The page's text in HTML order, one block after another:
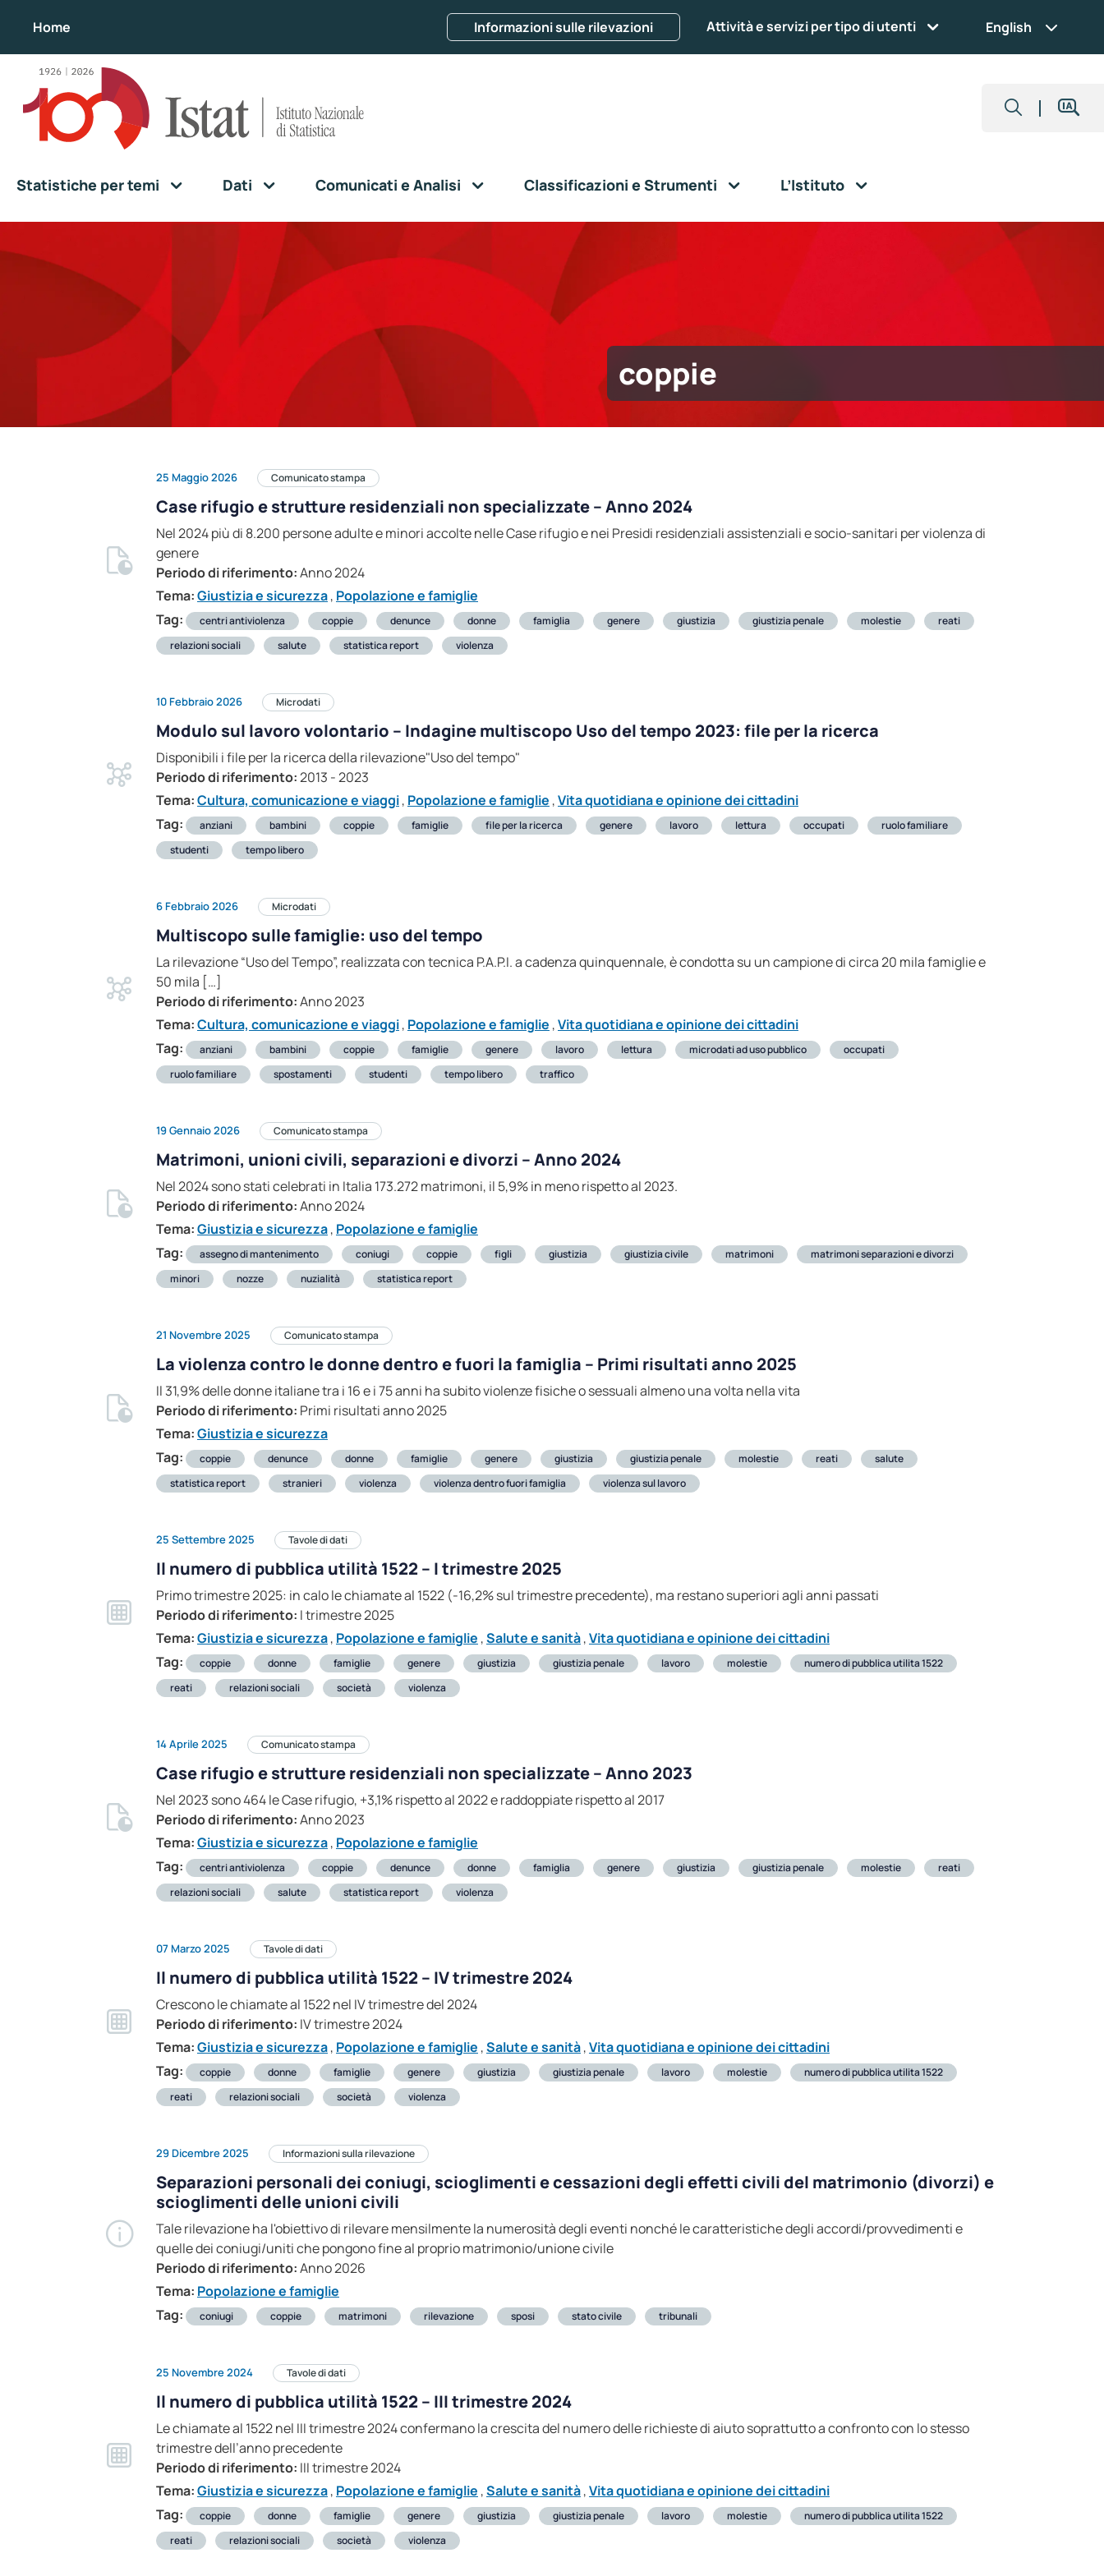
Home Informazioni sulle rilevazioni Attività e servizi per tipo di utenti English
Statistiche per temi Dati Comunicati e Analisi Classificazioni e Strumenti L’Istituto
coppie
25 Maggio 2026 Comunicato stampa
Case rifugio e strutture residenziali non specializzate – Anno 2024
Nel 2024 più di 8.200 persone adulte e minori accolte nelle Case rifugio e nei Presidi residenziali assistenziali e socio-sanitari per violenza di
genere
Periodo di riferimento:Anno 2024
Tema:Giustizia e sicurezza, Popolazione e famiglie
Tag:
centri antiviolenza coppie denunce donne famiglia genere giustizia giustizia penale molestie
reati
relazioni sociali
salute statistica report violenza
10 Febbraio 2026 Microdati
Modulo sul lavoro volontario – Indagine multiscopo Uso del tempo 2023: file per la ricerca
Disponibili i file per la ricerca della rilevazione"Uso del tempo"
Periodo di riferimento:2013 - 2023
Tema:Cultura, comunicazione e viaggi, Popolazione e famiglie ,Vita quotidiana e opinione dei cittadini
Tag:
anziani bambini coppie famiglie file per la ricerca genere lavoro lettura occupati
ruolo familiare
studenti
tempo libero
6 Febbraio 2026 Microdati
Multiscopo sulle famiglie: uso del tempo
La rilevazione “Uso del Tempo”, realizzata con tecnica P.A.P.I. a cadenza quinquennale, è condotta su un campione di circa 20 mila famiglie e
50 mila […]
Periodo di riferimento:Anno 2023
Tema:Cultura, comunicazione e viaggi, Popolazione e famiglie ,Vita quotidiana e opinione dei cittadini
Tag:
anziani bambini coppie famiglie genere lavoro lettura microdati ad uso pubblico
occupati
ruolo familiare
spostamenti studenti tempo libero traffico
19 Gennaio 2026 Comunicato stampa
Matrimoni, unioni civili, separazioni e divorzi – Anno 2024
Nel 2024 sono stati celebrati in Italia 173.272 matrimoni, il 5,9% in meno rispetto al 2023.
Periodo di riferimento:Anno 2024
Tema:Giustizia e sicurezza, Popolazione e famiglie
Tag:
assegno di mantenimento coniugi coppie figli giustizia giustizia civile matrimoni
matrimoni separazioni e divorzi
minori
nozze nuzialità statistica report
21 Novembre 2025 Comunicato stampa
La violenza contro le donne dentro e fuori la famiglia – Primi risultati anno 2025
Il 31,9% delle donne italiane tra i 16 e i 75 anni ha subito violenze fisiche o sessuali almeno una volta nella vita
Periodo di riferimento: Primi risultati anno 2025
Tema:Giustizia e sicurezza
Tag:
coppie denunce donne famiglie genere giustizia giustizia penale molestie reati
salute
statistica report
stranieri violenza violenza dentro fuori famiglia violenza sul lavoro
25 Settembre 2025 Tavole di dati
Il numero di pubblica utilità 1522 – I trimestre 2025
Primo trimestre 2025: in calo le chiamate al 1522 (-16,2% sul trimestre precedente), ma restano superiori agli anni passati
Periodo di riferimento: I trimestre 2025
Tema:Giustizia e sicurezza, Popolazione e famiglie ,Salute e sanità,Vita quotidiana e opinione dei cittadini
Tag:
coppie donne famiglie genere giustizia giustizia penale lavoro molestie
numero di pubblica utilita 1522
reati
relazioni sociali società violenza
14 Aprile 2025 Comunicato stampa
Case rifugio e strutture residenziali non specializzate – Anno 2023
Nel 2023 sono 464 le Case rifugio, +3,1% rispetto al 2022 e raddoppiate rispetto al 2017
Periodo di riferimento:Anno 2023
Tema:Giustizia e sicurezza, Popolazione e famiglie
Tag:
centri antiviolenza coppie denunce donne famiglia genere giustizia giustizia penale molestie
reati
relazioni sociali
salute statistica report violenza
07 Marzo 2025 Tavole di dati
Il numero di pubblica utilità 1522 – IV trimestre 2024
Crescono le chiamate al 1522 nel IV trimestre del 2024
Periodo di riferimento: IV trimestre 2024
Tema:Giustizia e sicurezza, Popolazione e famiglie ,Salute e sanità,Vita quotidiana e opinione dei cittadini
Tag:
coppie donne famiglie genere giustizia giustizia penale lavoro molestie
numero di pubblica utilita 1522
reati
relazioni sociali società violenza
29 Dicembre 2025 Informazioni sulla rilevazione
Separazioni personali dei coniugi, scioglimenti e cessazioni degli effetti civili del matrimonio (divorzi) e
scioglimenti delle unioni civili
Tale rilevazione ha l'obiettivo di rilevare mensilmente la numerosità degli eventi nonché le caratteristiche degli accordi/provvedimenti e
quelle dei coniugi/uniti che pongono fine al proprio matrimonio/unione civile
Periodo di riferimento:Anno 2026
Tema: Popolazione e famiglie
Tag:
coniugi coppie matrimoni rilevazione sposi stato civile tribunali
25 Novembre 2024 Tavole di dati
Il numero di pubblica utilità 1522 – III trimestre 2024
Le chiamate al 1522 nel III trimestre 2024 confermano la crescita del numero delle richieste di aiuto soprattutto a confronto con lo stesso
trimestre dell’anno precedente
Periodo di riferimento: III trimestre 2024
Tema:Giustizia e sicurezza, Popolazione e famiglie ,Salute e sanità,Vita quotidiana e opinione dei cittadini
Tag:
coppie donne famiglie genere giustizia giustizia penale lavoro molestie
numero di pubblica utilita 1522
reati
relazioni sociali società violenza